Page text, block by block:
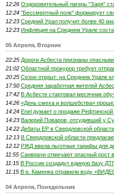
12:26 Оздоровительный лагерь "Заря"
12:24 "Бессмертный полк" формирует
12:23 Средний Урал получит более 40
12:23 Инфляция на Среднем Урале
05 Апреля, Вторник
22:25 Дороги Асбеста признаны
21:02 Областной прокурор требует
20:25 Сезон открыт: на Среднем Урале
17:50 Средняя заработная жителей
17:42 В Асбесте стартовал месячник
14:26 «День смеха и волшебства»
14:24 Enel думает о продаже
14:23 Валерий Поваров, отсудивший у
14:22 Дебаты ЕР в Свердловской
12:13 В Свердловской области
12:12 РЖД ввела льготные тарифы для
11:55 Санврачи отмечают опасный рост
11:15 В России создадут единую базу
11:15 В р. Каменка отравили воду
04 Апреля, Понедельник